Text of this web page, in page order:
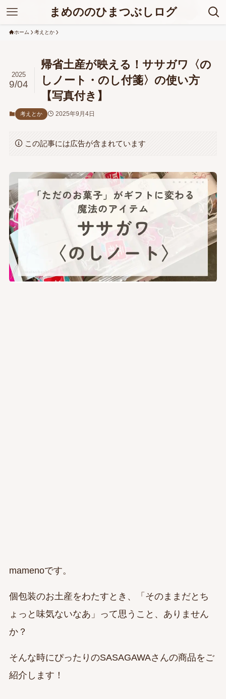
まめののひまつぶしログ
ホーム 考えとか
帰省土産が映える！ササガワ〈の
しノート・のし付箋〉の使い方
【写真付き】
2025
9/04
考えとか 2025年9月4日
この記事には広告が含まれています
mamenoです。
個包装のお土産をわたすとき、「そのままだとち
ょっと味気ないなあ」って思うこと、ありません
か？
そんな時にぴったりのSASAGAWAさんの商品をご
紹介します！